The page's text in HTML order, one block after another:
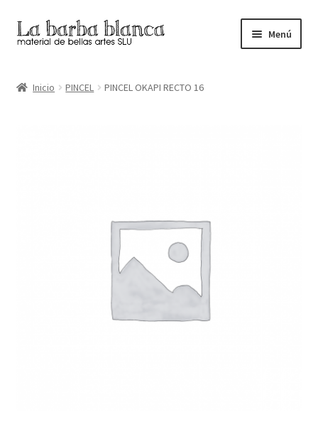
Ir
a
navegación
Ir
al
Menú
Inicio PINCEL PINCEL OKAPI RECTO 16